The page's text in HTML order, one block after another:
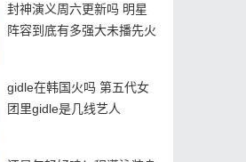
封神演义周六更新吗 明星
阵容到底有多强大未播先火
gidle在韩国火吗 第五代女
团里gidle是几线艺人